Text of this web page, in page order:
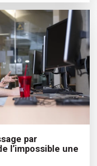
par
l’impossible une